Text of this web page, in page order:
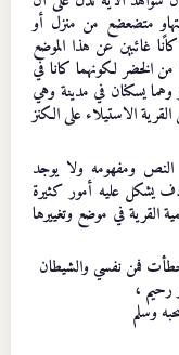
متضعضع من منزل أو
غائبين عن هذا الموضع
من الخضر لكونهما كانا في
وهما يسكنان في مدينة وهي
الاستيلاء على الكنز
ومفهومه ولا يوجد
يشكل عليه أمور كثيرة
القرية في موضع وتغييرها
فمن نفسي والشيطان
رحيم ،
وسلم